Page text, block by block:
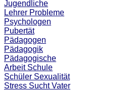
Jugendliche
Lehrer Probleme
Psychologen
Pubertät
Pädagogen
Pädagogik
Pädagogische
Arbeit Schule
Schüler Sexualität
Stress SuchtVater